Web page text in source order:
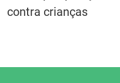
contra crianças